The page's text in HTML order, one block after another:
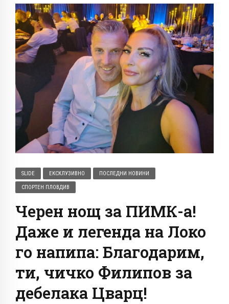
SLIDE ЕКСКЛУЗИВНО ПОСЛЕДНИ НОВИНИ
СПОРТЕН ПЛОВДИВ
Черен нощ за ПИМК-а!
Даже и легенда на Локо
го напипа: Благодарим,
ти, чичко Филипов за
дебелака Цварц!